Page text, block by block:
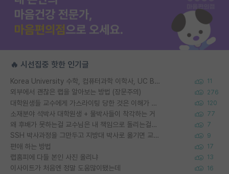
🔥 시선집중 핫한 인기글
Korea University 수학, 컴퓨터과학 이학사, UC Berkeley 산업공학 대학원 공학박사가 되는 것은 쉽지 않겠죠? 11
외부에서 괜찮은 랩을 알아보는 방법 (장문주의) 276
대학원생들 교수에게 가스라이팅 당한 것은 이해가 갑니다. 안타깝네요. 120
소재분야 석박사 대학원생 + 물박사들이 착각하는 거 77
왜 후배가 못하는걸 교수님은 내 책임으로 돌리는걸까요? 7
SSH 박사과정을 그만두고 지방대 박사로 옮기면 교수의 꿈은 끝일까요? 9
편애 하는 방법 17
랩홈피에 다들 본인 사진 올리냐 13
이사이트가 처음엔 정말 도움많이됐는데 16